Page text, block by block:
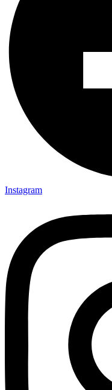
Instagram